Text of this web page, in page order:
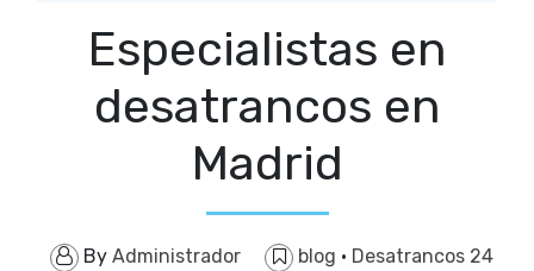
Especialistas en
desatrancos en
Madrid
By Administrador blog · Desatrancos 24